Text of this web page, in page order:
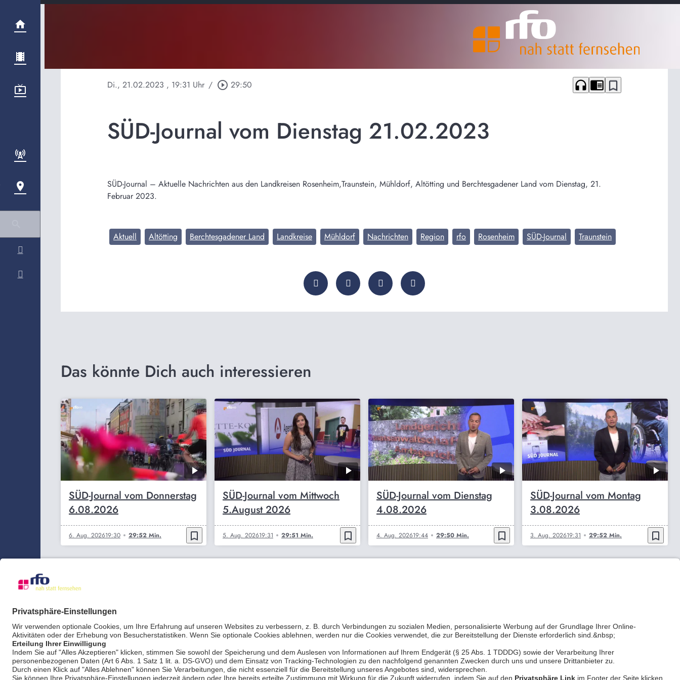
Di., 21.02.2023 , 19:31 Uhr / play_circle_outline 29:50 headphones chrome_reader_mode bookmark_border
SÜD-Journal vom Dienstag 21.02.2023
SÜD-Journal – Aktuelle Nachrichten aus den Landkreisen Rosenheim,Traunstein, Mühldorf, Altötting und Berchtesgadener Land vom Dienstag, 21.
Februar 2023.
Aktuell Altötting Berchtesgadener Land Landkreise Mühldorf Nachrichten Region rfo Rosenheim SÜD-Journal Traunstein
Das könnte Dich auch interessieren
SÜD-Journal vom Donnerstag
6.08.2026
6. Aug. 202619:30 29:52 Min. bookmark_border
SÜD-Journal vom Mittwoch
5.August 2026
5. Aug. 202619:31 29:51 Min. bookmark_border
SÜD-Journal vom Dienstag
4.08.2026
4. Aug. 202619:44 29:50 Min. bookmark_border
SÜD-Journal vom Montag
3.08.2026
3. Aug. 202619:31 29:52 Min. bookmark_border